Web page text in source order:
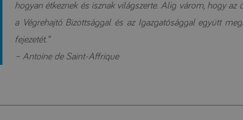
hogyan étkeznek és isznak világszerte. Alig várom, hogy
a Végrehajtó Bizottsággal és az Igazgatósággal együtt
fejezetét.”
– Antoine de Saint-Affrique